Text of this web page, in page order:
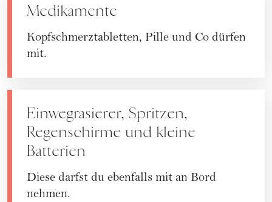
Medikamente
Kopfschmerztabletten, Pille und Co dürfen
mit.
Einwegrasierer, Spritzen,
Regenschirme und kleine
Batterien
Diese darfst du ebenfalls mit an Bord
nehmen.